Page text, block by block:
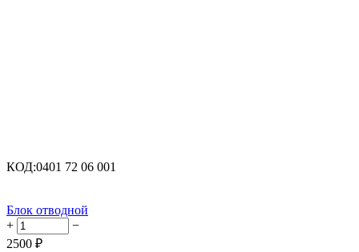
КОД:0401 72 06 001
Блок отводной
+
−
2500 ₽